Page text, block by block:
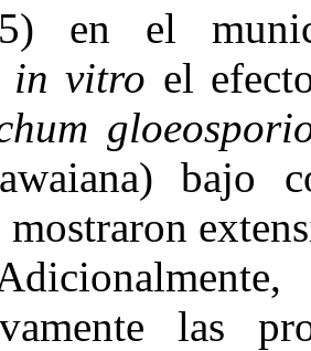
en el
in vitro el
bajo
mostraron
las